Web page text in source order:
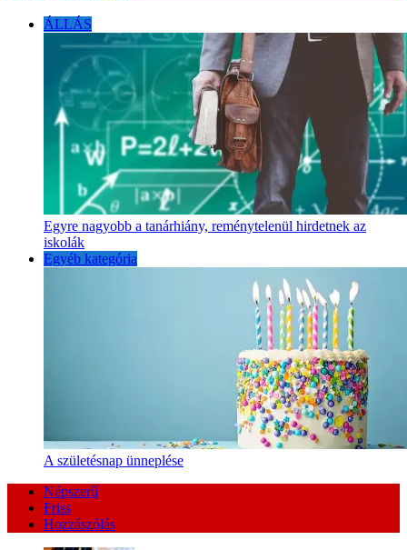
ÁLLÁS
Egyre nagyobb a tanárhiány, reménytelenül hirdetnek az
iskolák
Egyéb kategória
A születésnap ünneplése
Népszerű
Friss
Hozzászólás